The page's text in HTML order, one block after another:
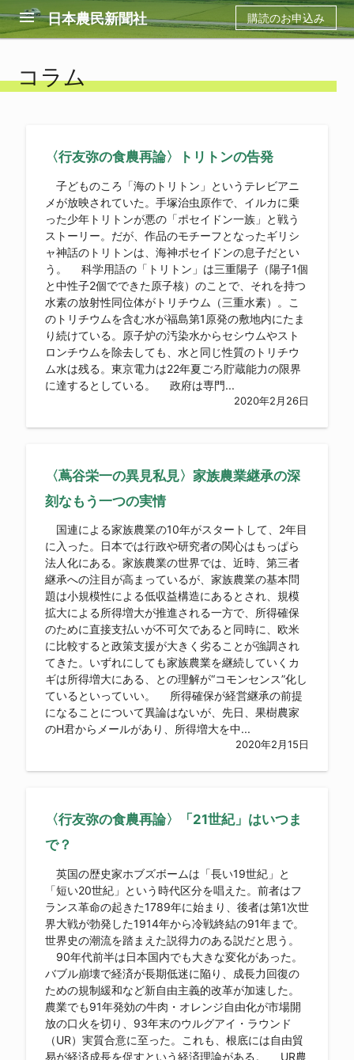
menu 日本農民新聞社 購読のお申込み
コラム
〈行友弥の食農再論〉トリトンの告発
子どものころ「海のトリトン」というテレビアニ
メが放映されていた。手塚治虫原作で、イルカに乗
った少年トリトンが悪の「ポセイドン一族」と戦う
ストーリー。だが、作品のモチーフとなったギリシ
ャ神話のトリトンは、海神ポセイドンの息子だとい
う。 科学用語の「トリトン」は三重陽子（陽子1個
と中性子2個でできた原子核）のことで、それを持つ
水素の放射性同位体がトリチウム（三重水素）。こ
のトリチウムを含む水が福島第1原発の敷地内にたま
り続けている。原子炉の汚染水からセシウムやスト
ロンチウムを除去しても、水と同じ性質のトリチウ
ム水は残る。東京電力は22年夏ごろ貯蔵能力の限界
に達するとしている。 政府は専門...
2020年2月26日
〈蔦谷栄一の異見私見〉家族農業継承の深
刻なもう一つの実情
国連による家族農業の10年がスタートして、2年目
に入った。日本では行政や研究者の関心はもっぱら
法人化にある。家族農業の世界では、近時、第三者
継承への注目が高まっているが、家族農業の基本問
題は小規模性による低収益構造にあるとされ、規模
拡大による所得増大が推進される一方で、所得確保
のために直接支払いが不可欠であると同時に、欧米
に比較すると政策支援が大きく劣ることが強調され
てきた。いずれにしても家族農業を継続していくカ
ギは所得増大にある、との理解が“コモンセンス”化し
ているといっていい。 所得確保が経営継承の前提
になることについて異論はないが、先日、果樹農家
のH君からメールがあり、所得増大を中...
2020年2月15日
〈行友弥の食農再論〉「21世紀」はいつま
で？
英国の歴史家ホブズボームは「長い19世紀」と
「短い20世紀」という時代区分を唱えた。前者はフ
ランス革命の起きた1789年に始まり、後者は第1次世
界大戦が勃発した1914年から冷戦終結の91年まで。
世界史の潮流を踏まえた説得力のある説だと思う。
90年代前半は日本国内でも大きな変化があった。
バブル崩壊で経済が長期低迷に陥り、成長力回復の
ための規制緩和など新自由主義的改革が加速した。
農業でも91年発効の牛肉・オレンジ自由化が市場開
放の口火を切り、93年末のウルグアイ・ラウンド
（UR）実質合意に至った。これも、根底には自由貿
易が経済成長を促すという経済理論がある。 UR農